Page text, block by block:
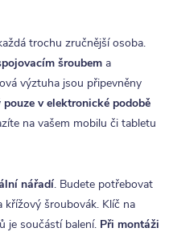
trochu zručnější osoba.
šroubem a
výztuha jsou připevněny
pouze v elektronické podobě
na vašem mobilu či tabletu
nářadí. Budete potřebovat
křížový šroubovák. Klíč na
je součástí balení. Při montáži